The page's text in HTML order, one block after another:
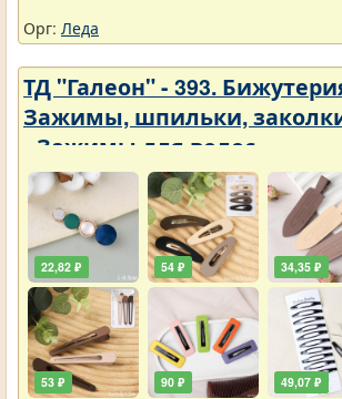
Орг: Леда
ТД "Галеон" - 393.
Зажимы, шпильки,
- Зажимы для волос
22,82 ₽
53 ₽
54 ₽
90 ₽
34,35 ₽
49,07 ₽